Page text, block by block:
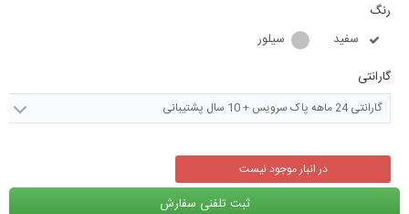
رنگ
سفید
سیلور
گارانتی
گارانتی 24 ماهه پاک سرویس + 10 سال پشتیبانی
در انبار موجود نیست
ثبت تلفنی سفارش